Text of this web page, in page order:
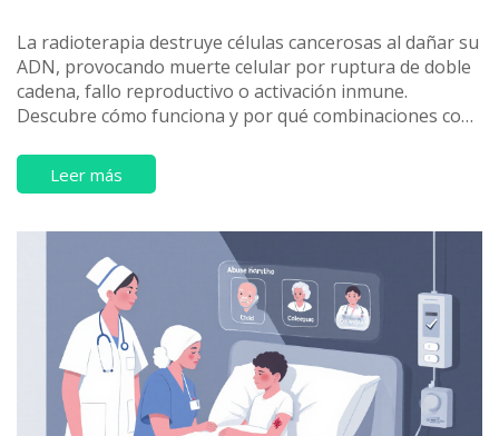
La radioterapia destruye células cancerosas al dañar su
ADN, provocando muerte celular por ruptura de doble
cadena, fallo reproductivo o activación inmune.
Descubre cómo funciona y por qué combinaciones con
cáncer.Leer más